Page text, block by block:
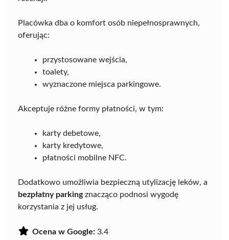
Placówka dba o komfort osób niepełnosprawnych,
oferując:
przystosowane wejścia,
toalety,
wyznaczone miejsca parkingowe.
Akceptuje różne formy płatności, w tym:
karty debetowe,
karty kredytowe,
płatności mobilne NFC.
Dodatkowo umożliwia bezpieczną utylizację leków, a
bezpłatny parkingznacząco podnosi wygodę
korzystania z jej usług.
Ocena w Google: 3.4